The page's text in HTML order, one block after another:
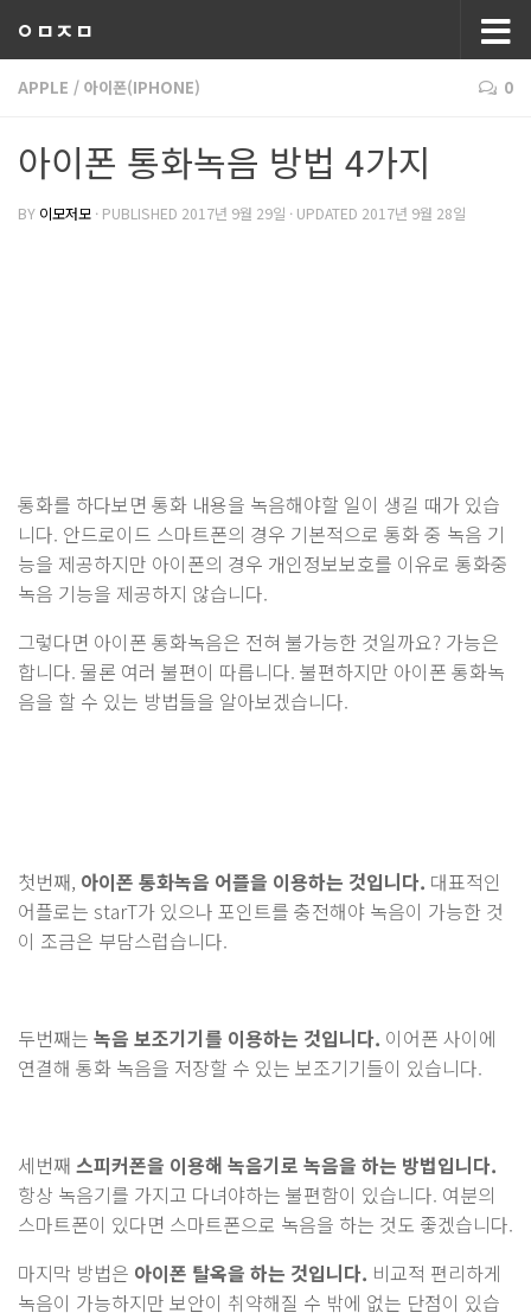
ㅇㅁㅈㅁ
APPLE / 아이폰(IPHONE) 0
아이폰 통화녹음 방법 4가지
BY 이모저모 · PUBLISHED 2017년 9월 29일 · UPDATED 2017년 9월 28일
통화를 하다보면 통화 내용을 녹음해야할 일이 생길 때가 있습
니다. 안드로이드 스마트폰의 경우 기본적으로 통화 중 녹음 기
능을 제공하지만 아이폰의 경우 개인정보보호를 이유로 통화중
녹음 기능을 제공하지 않습니다.
그렇다면 아이폰 통화녹음은 전혀 불가능한 것일까요? 가능은
합니다. 물론 여러 불편이 따릅니다. 불편하지만 아이폰 통화녹
음을 할 수 있는 방법들을 알아보겠습니다.
첫번째, 아이폰 통화녹음 어플을 이용하는 것입니다. 대표적인
어플로는 starT가 있으나 포인트를 충전해야 녹음이 가능한 것
이 조금은 부담스럽습니다.
두번째는 녹음 보조기기를 이용하는 것입니다. 이어폰 사이에
연결해 통화 녹음을 저장할 수 있는 보조기기들이 있습니다.
세번째 스피커폰을 이용해 녹음기로 녹음을 하는 방법입니다.
항상 녹음기를 가지고 다녀야하는 불편함이 있습니다. 여분의
스마트폰이 있다면 스마트폰으로 녹음을 하는 것도 좋겠습니다.
마지막 방법은 아이폰 탈옥을 하는 것입니다. 비교적 편리하게
녹음이 가능하지만 보안이 취약해질 수 밖에 없는 단점이 있습